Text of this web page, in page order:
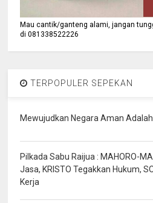
Mau cantik/ganteng alami, jangan
di 081338522226
TERPOPULER SEPEKAN
Mewujudkan Negara Aman
Pilkada Sabu Raijua : MAHORO-
Jasa, KRISTO Tegakkan Hukum,
Kerja